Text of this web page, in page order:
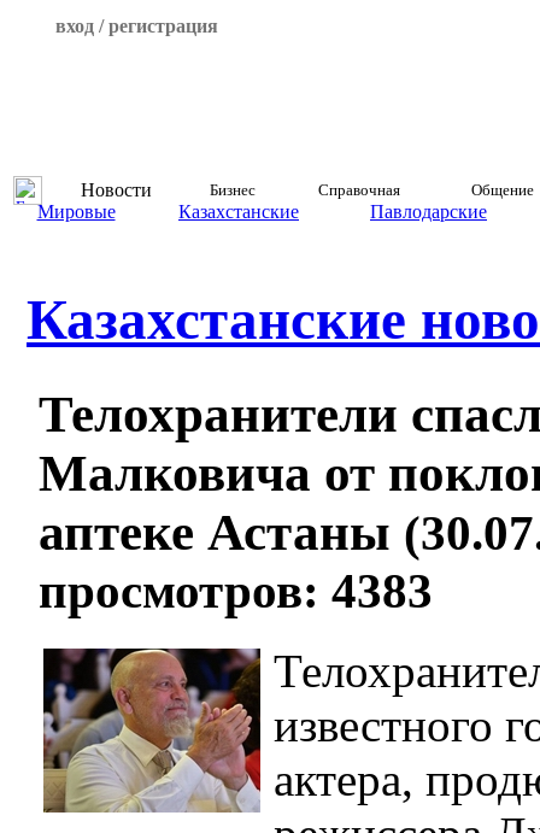
вход / регистрация
Новости Бизнес Справочная Общение
Мировые Казахстанские Павлодарские
Казахстанские
Телохранители
Малковича от
аптеке Астаны
просмотров: 4383
известного
актера,